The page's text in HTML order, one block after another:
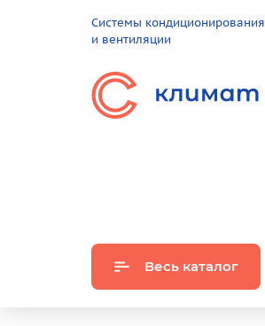
Системы кондиционирования
и вентиляции
Весь каталог